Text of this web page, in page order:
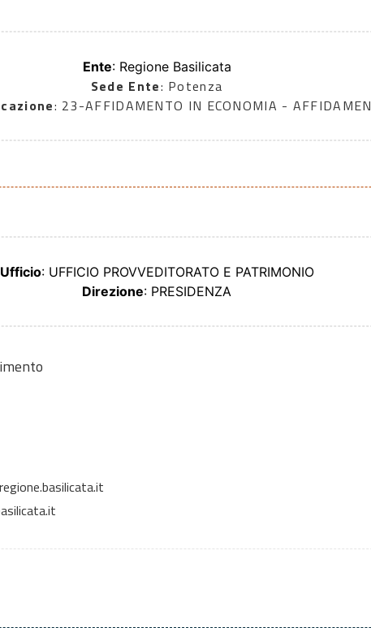
Ente: Regione Basilicata
Sede Ente: Potenza
: 23-AFFIDAMENTO IN ECONOMIA -
Ufficio: UFFICIO PROVVEDITORATO E PATRIMONIO
Direzione: PRESIDENZA